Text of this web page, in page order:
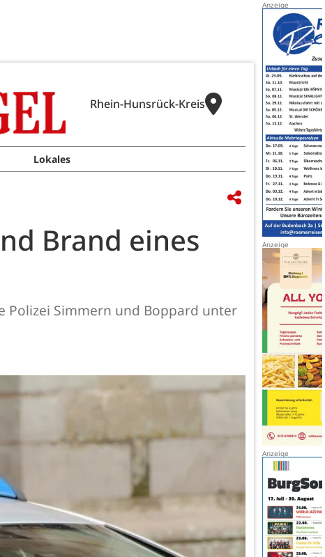
Rhein-Hunsrück-Kreis
Lokales
Brand eines
Polizei Simmern und Boppard unter